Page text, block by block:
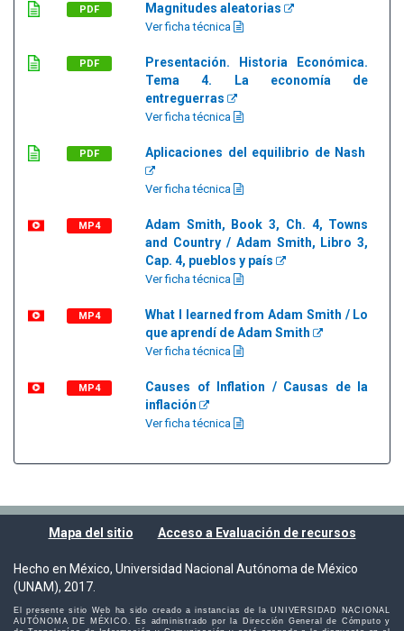
PDF Magnitudes aleatorias
Ver ficha técnica
PDF
Presentación. Historia Económica.
Tema 4. La economía de
entreguerras
Ver ficha técnica
PDF Aplicaciones del equilibrio de Nash
Ver ficha técnica
MP4
Adam Smith, Book 3, Ch. 4, Towns
and Country / Adam Smith, Libro 3,
Cap. 4, pueblos y país
Ver ficha técnica
MP4
What I learned from Adam Smith / Lo
que aprendí de Adam Smith
Ver ficha técnica
MP4
Causes of Inflation / Causas de la
inflación
Ver ficha técnica
Mapa del sitio Acceso a Evaluación de recursos
Hecho en México, Universidad Nacional Autónoma de México
(UNAM), 2017.
El presente sitio Web ha sido creado a instancias de la UNIVERSIDAD NACIONAL
AUTÓNOMA DE MÉXICO. Es administrado por la Dirección General de Cómputo y